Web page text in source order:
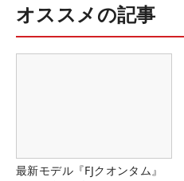
オススメの記事
最新モデル『FJクオンタム』